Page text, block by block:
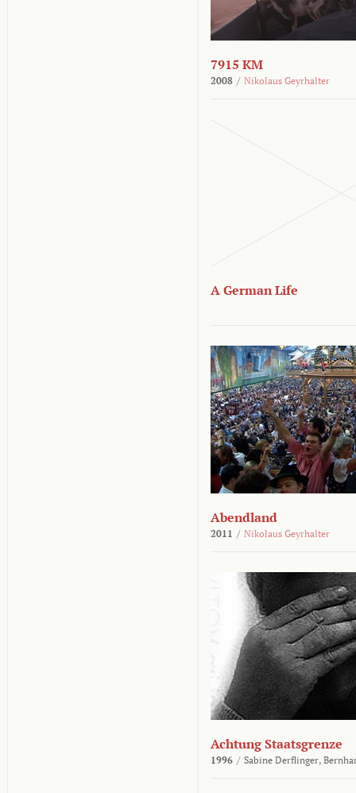
7915 KM
2008 / Nikolaus Geyrhalter
A German Life
Abendland
2011 / Nikolaus Geyrhalter
Achtung Staatsgrenze
1996 / Sabine Derflinger,